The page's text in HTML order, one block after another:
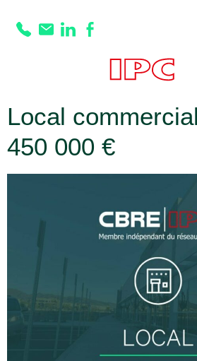
Prestation :
à proximité
Local
450 000 €